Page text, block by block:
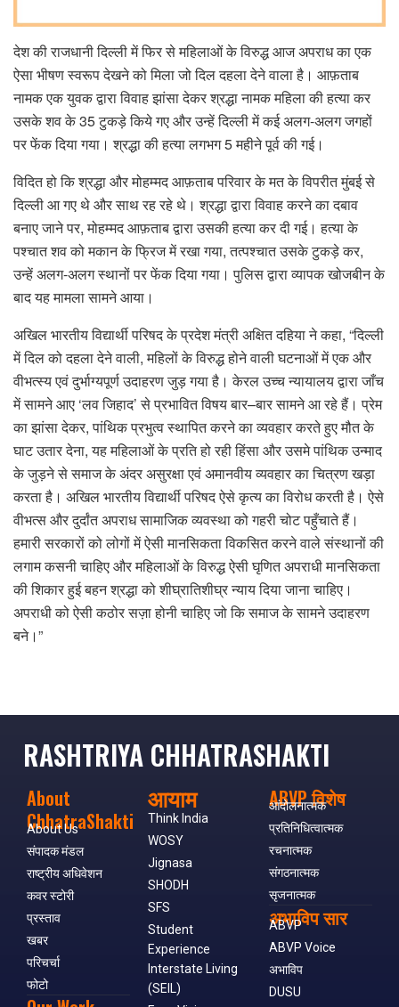
देश की राजधानी दिल्ली में फिर से महिलाओं के विरुद्ध आज अपराध का एक
ऐसा भीषण स्वरूप देखने को मिला जो दिल दहला देने वाला है। आफ़ताब
नामक एक युवक द्वारा विवाह झांसा देकर श्रद्धा नामक महिला की हत्या कर
उसके शव के 35 टुकड़े किये गए और उन्हें दिल्ली में कई अलग-अलग जगहों
पर फेंक दिया गया। श्रद्धा की हत्या लगभग 5 महीने पूर्व की गई।
विदित हो कि श्रद्धा और मोहम्मद आफ़ताब परिवार के मत के विपरीत मुंबई से
दिल्ली आ गए थे और साथ रह रहे थे। श्रद्धा द्वारा विवाह करने का दबाव
बनाए जाने पर, मोहम्मद आफ़ताब द्वारा उसकी हत्या कर दी गई। हत्या के
पश्चात शव को मकान के फ्रिज में रखा गया, तत्पश्चात उसके टुकड़े कर,
उन्हें अलग-अलग स्थानों पर फेंक दिया गया। पुलिस द्वारा व्यापक खोजबीन के
बाद यह मामला सामने आया।
अखिल भारतीय विद्यार्थी परिषद के प्रदेश मंत्री अक्षित दहिया ने कहा, “दिल्ली
में दिल को दहला देने वाली, महिलों के विरुद्ध होने वाली घटनाओं में एक और
वीभत्स्य एवं दुर्भाग्यपूर्ण उदाहरण जुड़ गया है। केरल उच्च न्यायालय द्वारा जाँच
में सामने आए ‘लव जिहाद’ से प्रभावित विषय बार–बार सामने आ रहे हैं। प्रेम
का झांसा देकर, पांथिक प्रभुत्व स्थापित करने का व्यवहार करते हुए मौत के
घाट उतार देना, यह महिलाओं के प्रति हो रही हिंसा और उसमे पांथिक उन्माद
के जुड़ने से समाज के अंदर असुरक्षा एवं अमानवीय व्यवहार का चित्रण खड़ा
करता है। अखिल भारतीय विद्यार्थी परिषद ऐसे कृत्य का विरोध करती है। ऐसे
वीभत्स और दुर्दांत अपराध सामाजिक व्यवस्था को गहरी चोट पहुँचाते हैं।
हमारी सरकारों को लोगों में ऐसी मानसिकता विकसित करने वाले संस्थानों की
लगाम कसनी चाहिए और महिलाओं के विरुद्ध ऐसी घृणित अपराधी मानसिकता
की शिकार हुई बहन श्रद्धा को शीघ्रातिशीघ्र न्याय दिया जाना चाहिए।
अपराधी को ऐसी कठोर सज़ा होनी चाहिए जो कि समाज के सामने उदाहरण
बने।”
RASHTRIYA CHHATRASHAKTI
About
ChhatraShakti
About Us
संपादक मंडल
राष्ट्रीय अधिवेशन
कवर स्टोरी
प्रस्ताव
खबर
परिचर्चा
फोटो
आयाम
Think India
WOSY
Jignasa
SHODH
SFS
Student
Experience
Interstate Living
(SEIL)
ABVP विशेष
आंदोलनात्मक
प्रतिनिधित्वात्मक
रचनात्मक
संगठनात्मक
सृजनात्मक
अभाविप सार
ABVP
ABVP Voice
अभाविप
DUSU